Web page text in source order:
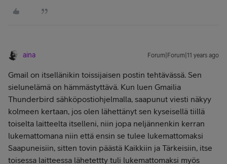
aina Forum|Forum|11 years ago
Gmail on itsellänikin toissijaisen postin tehtävässä. Sen
sielunelämä on hämmästyttävä. Kun luen Gmailia
Thunderbird sähköpostiohjelmalla, saapunut viesti näkyy
kolmeen kertaan, jos olen lähettänyt sen kyseisellä tiillä
toiselta laitteelta itselleni, niin jopa neljännenkin kerran
lukemattomana niin että ensin se tulee lukemattomaksi
Saapuneisiin, sitten tovin päästä Kaikkiin ja Tärkeisiin, itse
toisessa laitteessa lähetettty tuli lukemattomaksi myös